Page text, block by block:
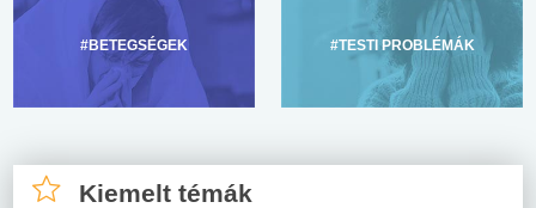
#BETEGSÉGEK #TESTI PROBLÉMÁK
Kiemelt témák